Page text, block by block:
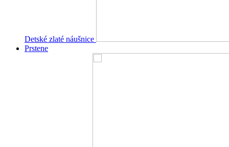
Detské zlaté náušnice
Prstene